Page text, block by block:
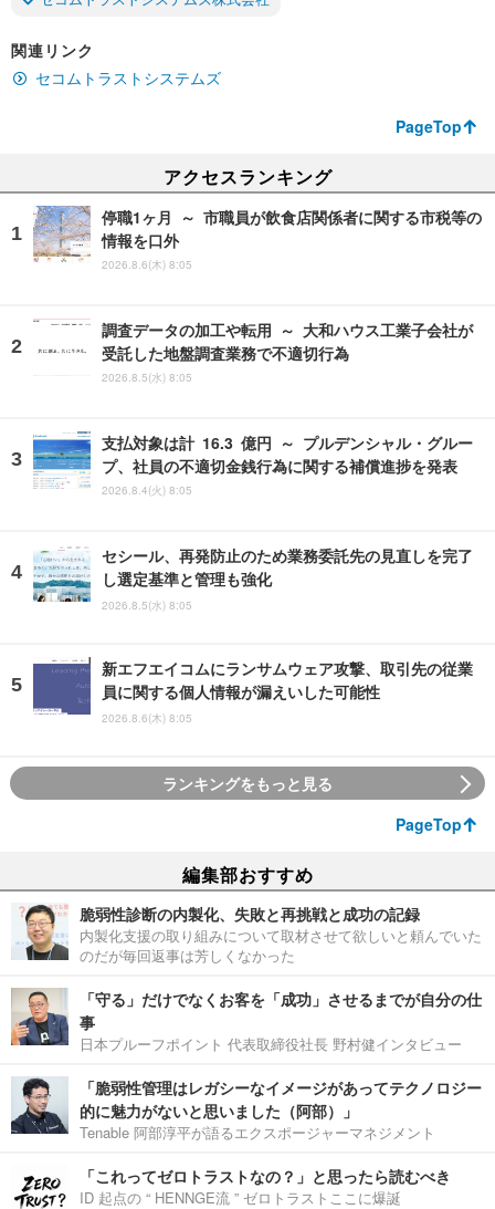
関連リンク
セコムトラストシステムズ
PageTop
アクセスランキング
停職1ヶ月 ～ 市職員が飲食店関係者に関する市税等の
情報を口外
2026.8.6(木) 8:05
調査データの加工や転用 ～ 大和ハウス工業子会社が
受託した地盤調査業務で不適切行為
2026.8.5(水) 8:05
支払対象は計 16.3 億円 ～ プルデンシャル・グルー
プ、社員の不適切金銭行為に関する補償進捗を発表
2026.8.4(火) 8:05
セシール、再発防止のため業務委託先の見直しを完了
し選定基準と管理も強化
2026.8.5(水) 8:05
新エフエイコムにランサムウェア攻撃、取引先の従業
員に関する個人情報が漏えいした可能性
2026.8.6(木) 8:05
ランキングをもっと見る
PageTop
編集部おすすめ
脆弱性診断の内製化、失敗と再挑戦と成功の記録
内製化支援の取り組みについて取材させて欲しいと頼んでいた
のだが毎回返事は芳しくなかった
「守る」だけでなくお客を「成功」させるまでが自分の仕
事
日本プルーフポイント 代表取締役社長 野村健インタビュー
「脆弱性管理はレガシーなイメージがあってテクノロジー
的に魅力がないと思いました（阿部）」
Tenable 阿部淳平が語るエクスポージャーマネジメント
「これってゼロトラストなの？」と思ったら読むべき
ID 起点の “ HENNGE流 ” ゼロトラストここに爆誕